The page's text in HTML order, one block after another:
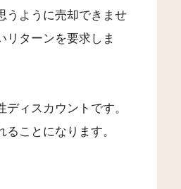
うように売却できませ
リターンを要求しま
ィスカウントです。
ことになります。